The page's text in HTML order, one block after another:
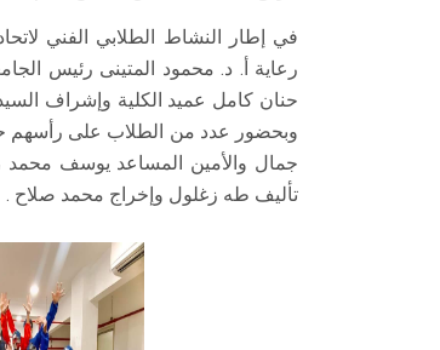
رعاية أ. د. محمود المتينى رئيس
حنان كامل عميد الكلية وإشراف
وبحضور عدد من الطلاب على رأسهم
جمال والأمين المساعد يوسف محمد
تأليف طه زغلول وإخراج محمد صلاح .